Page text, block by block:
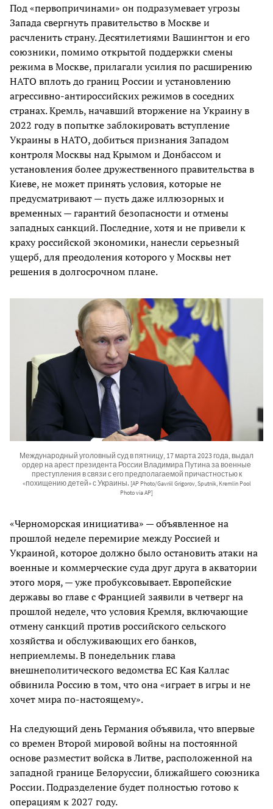
Под «первопричинами» он подразумевает угрозы
Запада свергнуть правительство в Москве и
расчленить страну. Десятилетиями Вашингтон и его
союзники, помимо открытой поддержки смены
режима в Москве, прилагали усилия по расширению
НАТО вплоть до границ России и установлению
агрессивно-антироссийских режимов в соседних
странах. Кремль, начавший вторжение на Украину в
2022 году в попытке заблокировать вступление
Украины в НАТО, добиться признания Западом
контроля Москвы над Крымом и Донбассом и
установления более дружественного правительства в
Киеве, не может принять условия, которые не
предусматривают — пусть даже иллюзорных и
временных — гарантий безопасности и отмены
западных санкций. Последние, хотя и не привели к
краху российской экономики, нанесли серьезный
ущерб, для преодоления которого у Москвы нет
решения в долгосрочном плане.
Международный уголовный суд в пятницу, 17 марта 2023 года, выдал
ордер на арест президента России Владимира Путина за военные
преступления в связи с его предполагаемой причастностью к
«похищению детей» с Украины. [AP Photo/Gavriil Grigorov, Sputnik, Kremlin Pool
Photo via AP]
«Черноморская инициатива» — объявленное на
прошлой неделе перемирие между Россией и
Украиной, которое должно было остановить атаки на
военные и коммерческие суда друг друга в акватории
этого моря, — уже пробуксовывает. Европейские
державы во главе с Францией заявили в четверг на
прошлой неделе, что условия Кремля, включающие
отмену санкций против российского сельского
хозяйства и обслуживающих его банков,
неприемлемы. В понедельник глава
внешнеполитического ведомства ЕС Кая Каллас
обвинила Россию в том, что она «играет в игры и не
хочет мира по-настоящему».
На следующий день Германия объявила, что впервые
со времен Второй мировой войны на постоянной
основе разместит войска в Литве, расположенной на
западной границе Белоруссии, ближайшего союзника
России. Подразделение будет полностью готово к
операциям к 2027 году.